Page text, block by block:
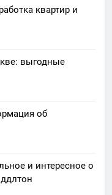
квартир и
выгодные
об
и интересное о